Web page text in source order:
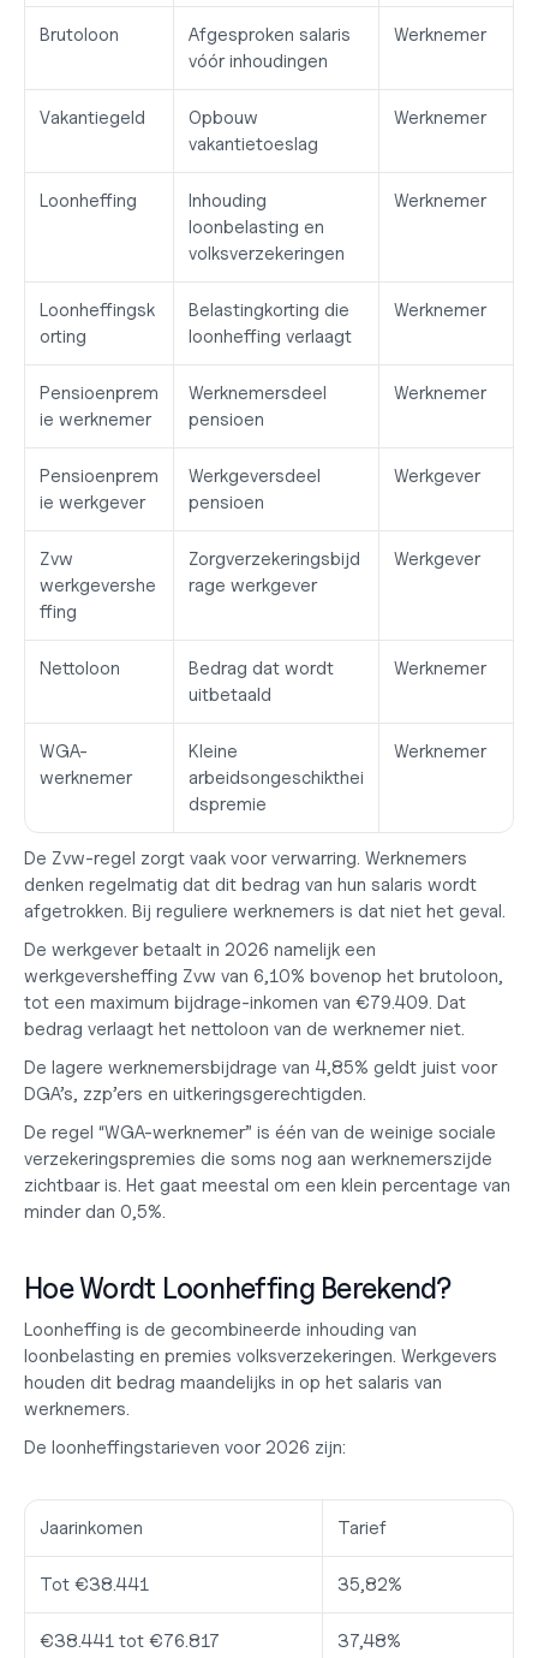
Brutoloon
Afgesproken salaris
vóór inhoudingen
Werknemer
Vakantiegeld
Opbouw
vakantietoeslag
Werknemer
Loonheffing
Inhouding
loonbelasting en
volksverzekeringen
Werknemer
Loonheffingsk
orting
Belastingkorting die
loonheffing verlaagt
Werknemer
Pensioenprem
ie werknemer
Werknemersdeel
pensioen
Werknemer
Pensioenprem
ie werkgever
Werkgeversdeel
pensioen
Werkgever
Zvw
werkgevershe
ffing
Zorgverzekeringsbijd
rage werkgever
Werkgever
Nettoloon
Bedrag dat wordt
uitbetaald
Werknemer
WGA-
werknemer
Kleine
arbeidsongeschikthei
dspremie
Werknemer
De Zvw-regel zorgt vaak voor verwarring. Werknemers
denken regelmatig dat dit bedrag van hun salaris wordt
afgetrokken. Bij reguliere werknemers is dat niet het geval.
De werkgever betaalt in 2026 namelijk een
werkgeversheffing Zvw van 6,10% bovenop het brutoloon,
tot een maximum bijdrage-inkomen van €79.409. Dat
bedrag verlaagt het nettoloon van de werknemer niet.
De lagere werknemersbijdrage van 4,85% geldt juist voor
DGA’s, zzp’ers en uitkeringsgerechtigden.
De regel “WGA-werknemer” is één van de weinige sociale
verzekeringspremies die soms nog aan werknemerszijde
zichtbaar is. Het gaat meestal om een klein percentage van
minder dan 0,5%.
Hoe Wordt Loonheffing Berekend?
Loonheffing is de gecombineerde inhouding van
loonbelasting en premies volksverzekeringen. Werkgevers
houden dit bedrag maandelijks in op het salaris van
werknemers.
De loonheffingstarieven voor 2026 zijn:
Jaarinkomen Tarief
Tot €38.441 35,82%
€38.441 tot €76.817 37,48%